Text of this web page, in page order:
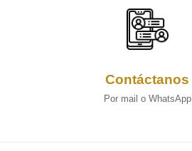
Contáctanos
Por mail o WhatsApp